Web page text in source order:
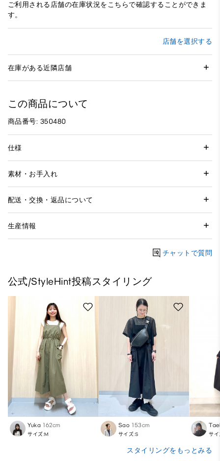
ご利用される店舗の在庫状況をこちらで確認することができま
す。
店舗を選択する
在庫がある近隣店舗
この商品について
商品番号: 350480
仕様
素材・お手入れ
配送・交換・返品について
生産情報
チャットで質問
公式/StyleHint投稿スタイリング
Yuka 162cm
サイズ:M
Sao 153cm
サイズ:S サ
スタイリングをもっとみる